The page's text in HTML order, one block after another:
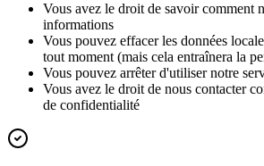
Vous avez le droit de savoir comment
informations
Vous pouvez effacer les données
tout moment (mais cela entraînera la
Vous pouvez arrêter d'utiliser notre
Vous avez le droit de nous contacter
de confidentialité